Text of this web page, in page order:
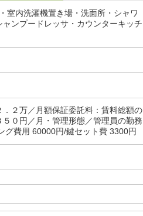
室内洗濯機置き場・洗面所・シャワ
ンプードレッサ・カウンターキッチ
２万／月額保証委託料：賃料総額の
０円／月・管理形態／管理員の勤務
グ費用 60000円/鍵セット費 3300円